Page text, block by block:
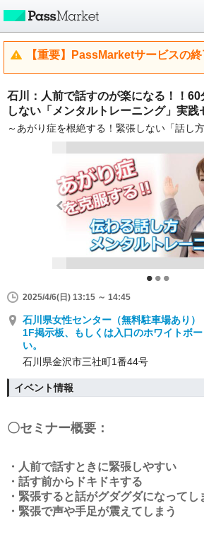
【重要】PassMarketサービスの
石川：人前で話すのが楽になる！！
しない「メンタルトレーニング」実践
～あがり症を根絶する！緊張しない「話し
2025/4/6(日) 13:15 ～ 14:45
石川県女性センター（無料駐車場あり
1F掲示板、もしくは入口のホワイトボ
い。
石川県金沢市三社町1番44号
イベント情報
〇セミナー概要：
・人前で話すときに緊張しやすい
・話す前からドキドキする
・緊張すると話がグダグダになってし
・緊張で声や手足が震えてしまう